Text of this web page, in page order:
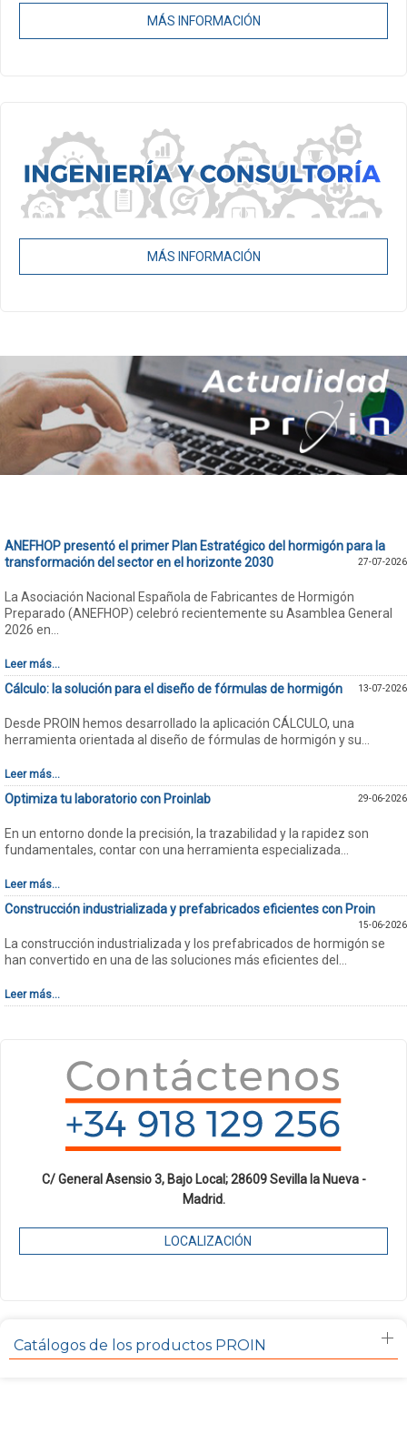
MÁS INFORMACIÓN
MÁS INFORMACIÓN
ANEFHOP presentó el primer Plan Estratégico del hormigón para la
transformación del sector en el horizonte 2030
27-07-2026
La Asociación Nacional Española de Fabricantes de Hormigón
Preparado (ANEFHOP) celebró recientemente su Asamblea General
2026 en...
Leer más...
Cálculo: la solución para el diseño de fórmulas de hormigón 13-07-2026
Desde PROIN hemos desarrollado la aplicación CÁLCULO, una
herramienta orientada al diseño de fórmulas de hormigón y su...
Leer más...
Optimiza tu laboratorio con Proinlab 29-06-2026
En un entorno donde la precisión, la trazabilidad y la rapidez son
fundamentales, contar con una herramienta especializada...
Leer más...
Construcción industrializada y prefabricados eficientes con Proin
15-06-2026
La construcción industrializada y los prefabricados de hormigón se
han convertido en una de las soluciones más eficientes del...
Leer más...
C/ General Asensio 3, Bajo Local; 28609 Sevilla la Nueva -
Madrid.
LOCALIZACIÓN
Catálogos de los productos PROIN